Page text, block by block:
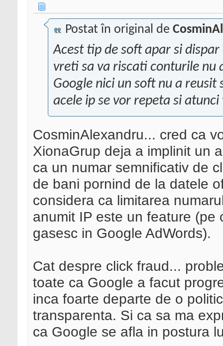
Postat în original de
Acest tip de soft apar si
vreti sa va riscati conturile nu
Google nici un soft nu a reusit
acele ip se vor repeta si
CosminAlexandru... cred ca
XionaGrup deja a implinit un
ca un numar semnificativ de
de bani pornind de la datele
considera ca limitarea
anumit IP este un feature (pe
gasesc in Google AdWords).
Cat despre click fraud...
toate ca Google a facut
inca foarte departe de o
transparenta. Si ca sa ma
ca Google se afla in postura